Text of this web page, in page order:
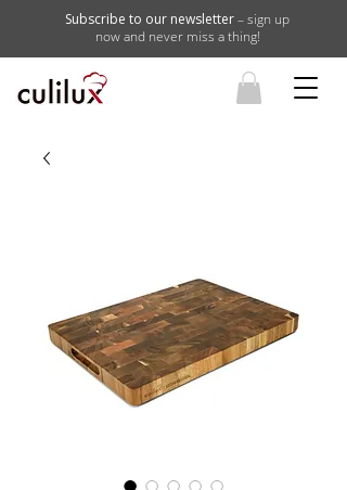
Subscribe to our newsletter– sign up
now and never miss a thing!